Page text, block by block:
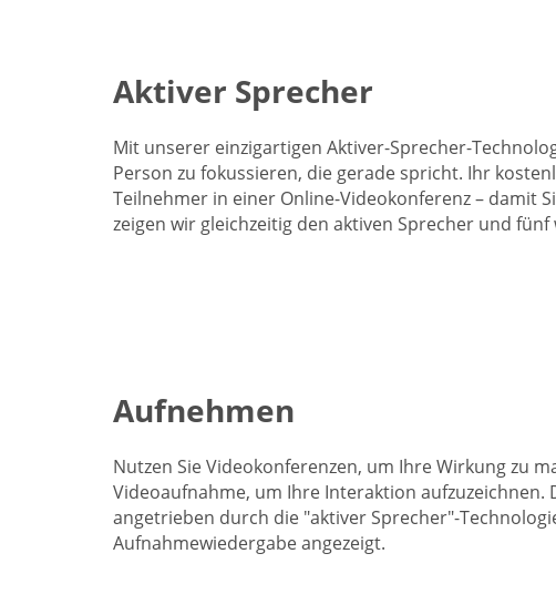
Aktiver Sprecher
Mit unserer einzigartigen Aktiver-Sprecher-
Person zu fokussieren, die gerade spricht. Ihr
Teilnehmer in einer Online-Videokonferenz – damit
zeigen wir gleichzeitig den aktiven Sprecher und fünf
Aufnehmen
Nutzen Sie Videokonferenzen, um Ihre Wirkung zu
Videoaufnahme, um Ihre Interaktion aufzuzeichnen.
angetrieben durch die "aktiver Sprecher"-
Aufnahmewiedergabe angezeigt.